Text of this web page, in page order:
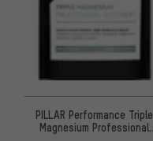
PILLAR Performance Triple
Magnesium Professional